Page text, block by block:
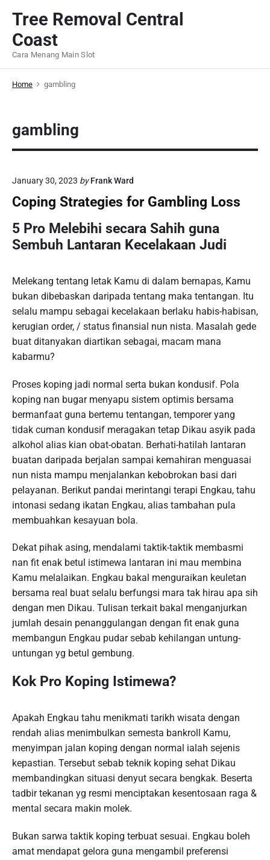
t
Tree Removal Central
Coast
Cara Menang Main Slot
Home gambling
gambling
January 30, 2023 by Frank Ward
Coping Strategies for Gambling Loss
5 Pro Melebihi secara Sahih guna
Sembuh Lantaran Kecelakaan Judi
Melekang tentang letak Kamu di dalam bernapas, Kamu
bukan dibebaskan daripada tentang maka tentangan. Itu
selalu mampu sebagai kecelakaan berlaku habis-habisan,
kerugian order, / status finansial nun nista. Masalah gede
buat ditanyakan diartikan sebagai, macam mana
kabarmu?
Proses koping jadi normal serta bukan kondusif. Pola
koping nan bugar menyapu sistem optimis bersama
bermanfaat guna bertemu tentangan, temporer yang
tidak cuman kondusif meragakan tetap Dikau asyik pada
alkohol alias kian obat-obatan. Berhati-hatilah lantaran
buatan daripada berjalan sampai kemahiran menguasai
nun nista mampu menjalankan kebobrokan basi dari
pelayanan. Berikut pandai merintangi terapi Engkau, tahu
intonasi sedang ikatan Engkau, alias tambahan pula
membuahkan kesayuan bola.
Dekat pihak asing, mendalami taktik-taktik membasmi
nan fit enak betul istimewa lantaran ini mau membina
Kamu melalaikan. Engkau bakal menguraikan keuletan
bersama real buat selalu berfungsi mara tak hirau apa sih
dengan men Dikau. Tulisan terkait bakal menganjurkan
jumlah desain penanggulangan dengan fit enak guna
membangun Engkau pudar sebab kehilangan untung-
untungan yg betul gembung.
Kok Pro Koping Istimewa?
Apakah Engkau tahu menikmati tarikh wisata dengan
rendah alias menimbulkan semesta bankroll Kamu,
menyimpan jalan koping dengan normal ialah sejenis
kepastian. Tersebut sebab teknik koping sehat Dikau
membandingkan situasi denyut secara bengkak. Beserta
tadbir tekanan yg resmi menciptakan kesentosaan raga &
mental secara makin molek.
Bukan sarwa taktik koping terbuat sesuai. Engkau boleh
amat mendapat gelora guna mengambil preferensi